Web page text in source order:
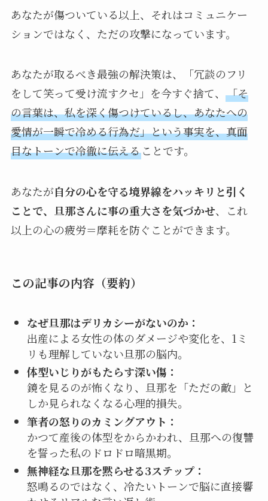
あなたが傷ついている以上、それはコミュニケー
ションではなく、ただの攻撃になっています。
あなたが取るべき最強の解決策は、「冗談のフリ
をして笑って受け流すクセ」を今すぐ捨て、 「そ
の言葉は、私を深く傷つけているし、あなたへの
愛情が一瞬で冷める行為だ」という事実を、真面
目なトーンで冷徹に伝えることです。
あなたが自分の心を守る境界線をハッキリと引く
ことで、旦那さんに事の重大さを気づかせ、これ
以上の心の疲労＝摩耗を防ぐことができます。
この記事の内容（要約）
なぜ旦那はデリカシーがないのか：
出産による女性の体のダメージや変化を、1ミ
リも理解していない旦那の脳内。
体型いじりがもたらす深い傷：
鏡を見るのが怖くなり、旦那を「ただの敵」と
しか見られなくなる心理的損失。
筆者の怒りのカミングアウト：
かつて産後の体型をからかわれ、旦那への復讐
を誓った私のドロドロ暗黒期。
無神経な旦那を黙らせる3ステップ：
怒鳴るのではなく、冷たいトーンで脳に直接響